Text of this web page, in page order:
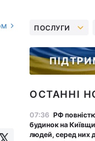
ПОСЛУГИ
ОСТАННІ
07:36 РФ
будинок на
людей, серед них